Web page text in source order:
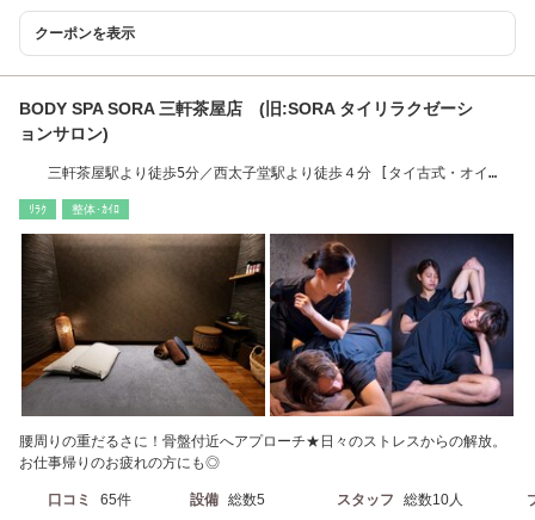
クーポンを表示
BODY SPA SORA 三軒茶屋店 (旧:SORA タイリラクゼーシ
ョンサロン)
三軒茶屋駅より徒歩5分／西太子堂駅より徒歩４分 [タイ古式・オイ
ﾘﾗｸ 整体･ｶｲﾛ
腰周りの重だるさに！骨盤付近へアプローチ★日々のストレスからの解放。
お仕事帰りのお疲れの方にも◎
口コミ 65件 設備 総数5 スタッフ 総数10人